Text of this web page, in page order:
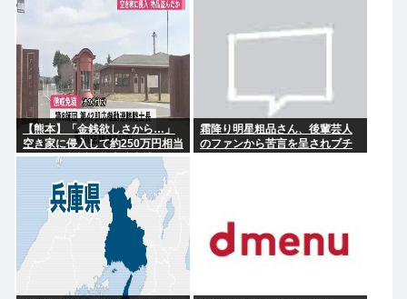
【熊本】「金銭欲しさから…」
空き家に侵入して約250万円相当
を盗んで起訴、熊本駐屯地の自
霜降り明星粗品さん、後輩芸人
のファンから苦言を呈されブチ